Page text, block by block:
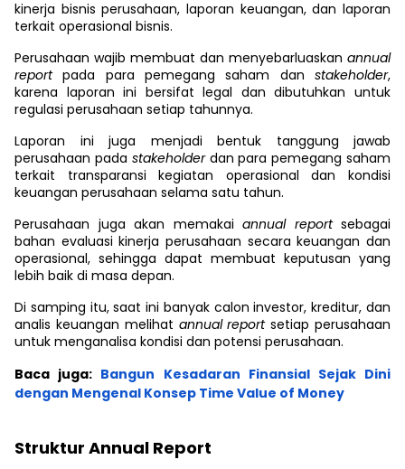
kinerja bisnis perusahaan, laporan keuangan, dan laporan
terkait operasional bisnis.
Perusahaan wajib membuat dan menyebarluaskan annual
reportpada para pemegang saham danstakeholder,
karena laporan ini bersifat legal dan dibutuhkan untuk
regulasi perusahaan setiap tahunnya.
Laporan ini juga menjadi bentuk tanggung jawab
perusahaan pada stakeholderdan para pemegang saham
terkait transparansi kegiatan operasional dan kondisi
keuangan perusahaan selama satu tahun.
Perusahaan juga akan memakai annual report sebagai
bahan evaluasi kinerja perusahaan secara keuangan dan
operasional, sehingga dapat membuat keputusan yang
lebih baik di masa depan.
Di samping itu, saat ini banyak calon investor, kreditur, dan
analis keuangan melihat annual reportsetiap perusahaan
untuk menganalisa kondisi dan potensi perusahaan.
Baca juga: Bangun Kesadaran Finansial Sejak Dini
dengan Mengenal Konsep Time Value of Money
Struktur Annual Report